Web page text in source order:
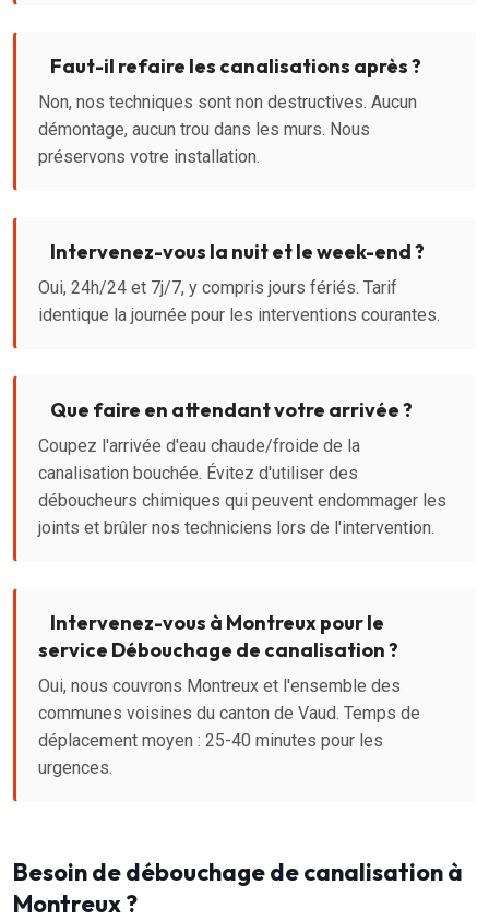
Faut-il refaire les canalisations après ?
Non, nos techniques sont non destructives. Aucun
démontage, aucun trou dans les murs. Nous
préservons votre installation.
Intervenez-vous la nuit et le week-end ?
Oui, 24h/24 et 7j/7, y compris jours fériés. Tarif
identique la journée pour les interventions courantes.
Que faire en attendant votre arrivée ?
Coupez l'arrivée d'eau chaude/froide de la
canalisation bouchée. Évitez d'utiliser des
déboucheurs chimiques qui peuvent endommager les
joints et brûler nos techniciens lors de l'intervention.
Intervenez-vous à Montreux pour le
service Débouchage de canalisation ?
Oui, nous couvrons Montreux et l'ensemble des
communes voisines du canton de Vaud. Temps de
déplacement moyen : 25-40 minutes pour les
urgences.
Besoin de débouchage de canalisation à
Montreux ?